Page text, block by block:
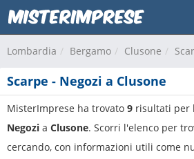
Lombardia Bergamo Clusone
Scarpe - Negozi a Clusone
MisterImprese ha trovato 9 risultati per
Negozi a Clusone. Scorri l'elenco per
cercando, con informazioni utili come